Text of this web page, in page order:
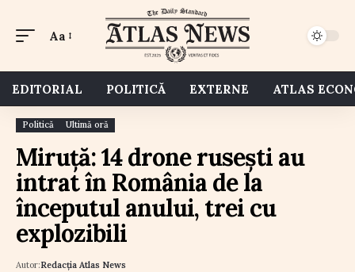
Aa
EDITORIAL POLITICĂ EXTERNE ATLAS
Politică Ultimă oră
Miruță: 14 drone rusești au
intrat în România de la
începutul anului, trei cu
explozibili
Autor:Redacția Atlas News